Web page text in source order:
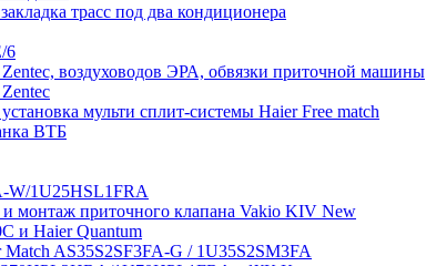
трасс под два кондиционера
6
воздуховодов ЭРА, обвязки приточной машины
мульти сплит-системы Haier Free match
ВТБ
W/1U25HSL1FRA
и монтаж приточного клапана Vakio KIV New
и Haier Quantum
AS35S2SF3FA-G / 1U35S2SM3FA